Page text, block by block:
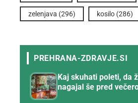
zelenjava (296) kosilo (286)
Kaj skuhati poleti, da
nagajal še pred